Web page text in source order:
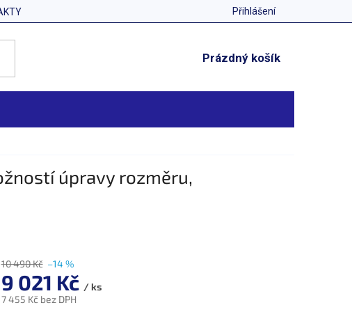
Přihlášení
NÁKUPNÍ
Prázdný košík
úpravy rozměru,
10 490 Kč –14 %
9 021 Kč / ks
7 455 Kč bez DPH